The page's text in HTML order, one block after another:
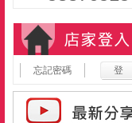
忘記密碼